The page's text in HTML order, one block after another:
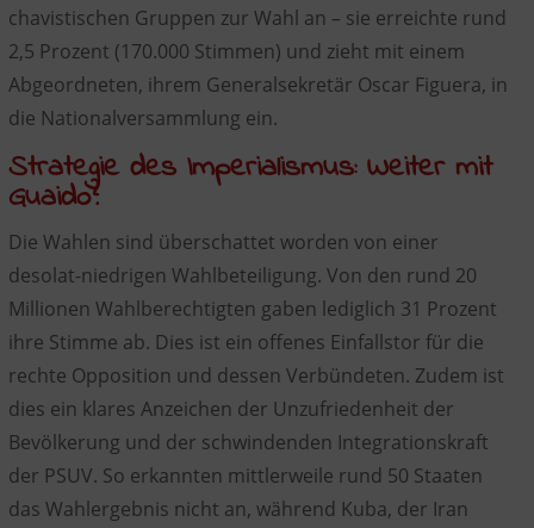
chavistischen Gruppen zur Wahl an – sie erreichte rund
2,5 Prozent (170.000 Stimmen) und zieht mit einem
Abgeordneten, ihrem Generalsekretär Oscar Figuera, in
die Nationalversammlung ein.
Strategie des Imperialismus: Weiter mit
Guaido?
Die Wahlen sind überschattet worden von einer
desolat-niedrigen Wahlbeteiligung. Von den rund 20
Millionen Wahlberechtigten gaben lediglich 31 Prozent
ihre Stimme ab. Dies ist ein offenes Einfallstor für die
rechte Opposition und dessen Verbündeten. Zudem ist
dies ein klares Anzeichen der Unzufriedenheit der
Bevölkerung und der schwindenden Integrationskraft
der PSUV. So erkannten mittlerweile rund 50 Staaten
das Wahlergebnis nicht an, während Kuba, der Iran